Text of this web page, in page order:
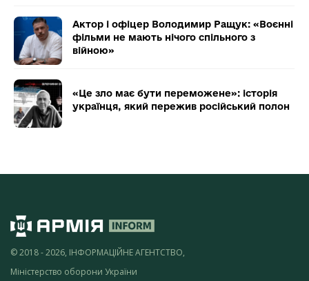
Актор і офіцер Володимир Ращук: «Воєнні
фільми не мають нічого спільного з
війною»
«Це зло має бути переможене»: історія
українця, який пережив російський полон
© 2018 - 2026, ІНФОРМАЦІЙНЕ АГЕНТСТВО,
Міністерство оборони України